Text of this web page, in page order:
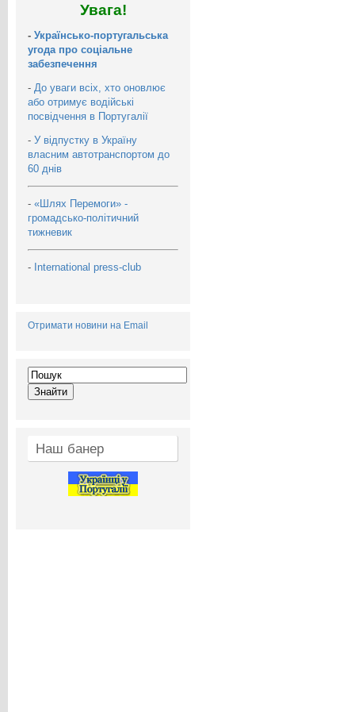
Увага!
- Українсько-португальська
угода про соціальне
забезпечення
- До уваги всіх, хто оновлює
або отримує водійські
посвідчення в Португалії
- У відпустку в Україну
власним автотранспортом до
60 днів
- «Шлях Перемоги» -
громадсько-політичний
тижневик
- International press-club
Отримати новини на Email
Наш банер